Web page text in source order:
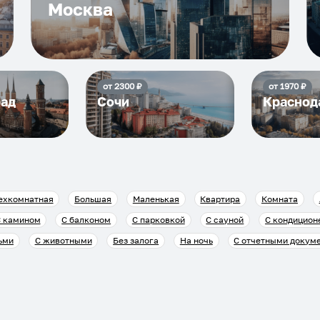
Москва
от 2300₽
Сочи
от 1970₽
Большая Маленькая Квартира Комната
камином С балконом С парковкой С сауной
С
С животными Без залога На ночь С отчетными